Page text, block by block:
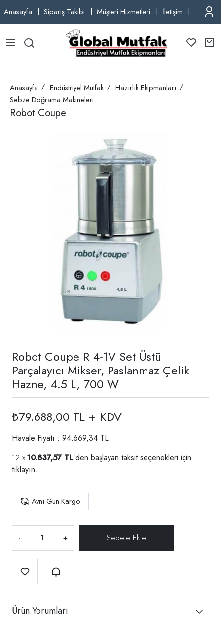
Anasayfa Sipariş Takibi Müşteri Hizmetleri İletişim TEL:
Anasayfa Endüstriyel Mutfak
Hazırlık Ekipmanları
Sebze Doğrama Makineleri
Robot Coupe
Robot Coupe R 4-1V Set Üstü
Parçalayıcı Mikser, Paslanmaz Çelik
Hazne, 4.5 L, 700 W
₺79.688,00 TL + KDV
Havale Fiyatı : 94.669,34 TL
10.837,57 TL'den başlayan taksit seçenekleri için
tıklayın.
Aynı Gün Kargo
- +
Ürün Yorumları